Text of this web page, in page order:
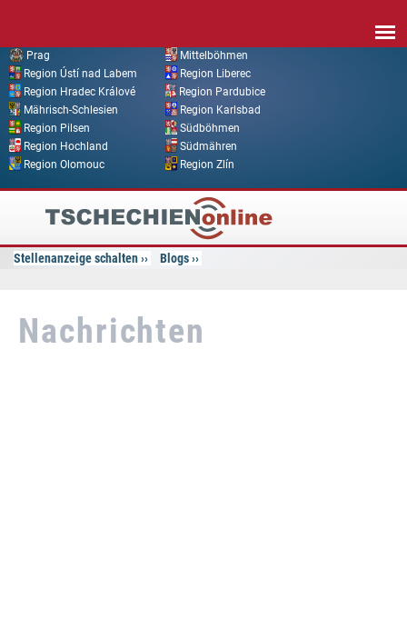
Prag
Mittelböhmen
Region Ústí nad Labem
Region Liberec
Region Hradec Králové
Region Pardubice
Mährisch-Schlesien
Region Karlsbad
Region Pilsen
Südböhmen
Region Hochland
Südmähren
Region Olomouc
Region Zlín
Tschechien
Online
Stellenanzeige schalten Blogs
Nachrichten